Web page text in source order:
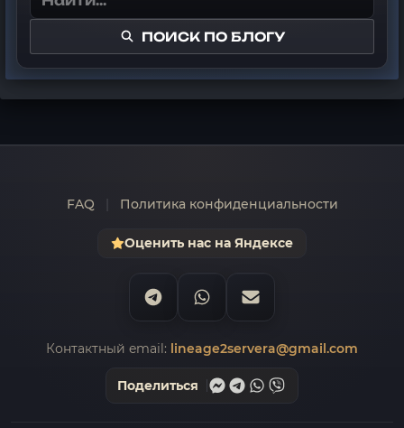
ПОИСК ПО БЛОГУ
FAQ Политика конфиденциальности
Оценить нас на Яндексе
Контактный email: lineage2servera@gmail.com
Поделиться